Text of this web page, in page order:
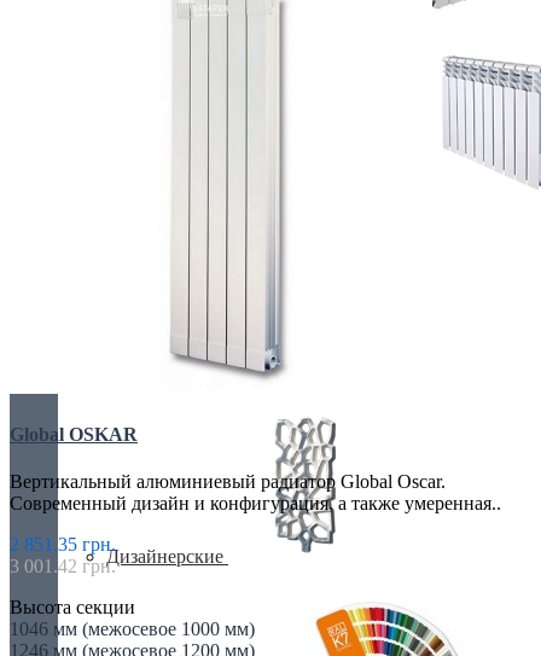
АЛЮМИНИЕВЫЕ РАДИАТОРЫ
Все для радиаторов
Дизайнерские
Global OSKAR
Вертикальный алюминиевый радиатор Global Oscar.
Современный дизайн и конфигурация, а также умеренная..
2 851.35 грн.
3 001.42 грн.
Высота секции
1046 мм (межосевое 1000 мм)
1246 мм (межосевое 1200 мм)